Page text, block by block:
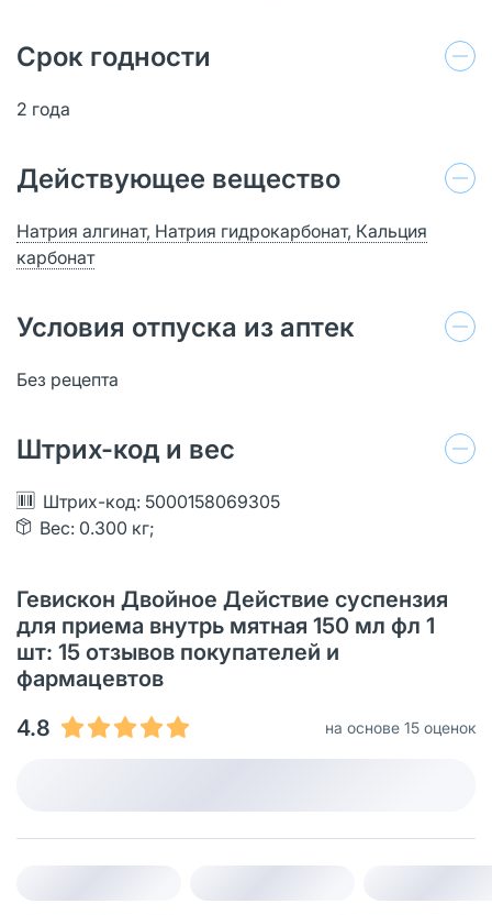
Срок годности
2 года
Действующее вещество
Натрия алгинат, Натрия гидрокарбонат, Кальция
карбонат
Условия отпуска из аптек
Без рецепта
Штрих-код и вес
Штрих-код: 5000158069305
Вес: 0.300 кг;
Гевискон Двойное Действие суспензия
для приема внутрь мятная 150 мл фл 1
шт: 15 отзывов покупателей и
фармацевтов
4.8
на основе 15 оценок